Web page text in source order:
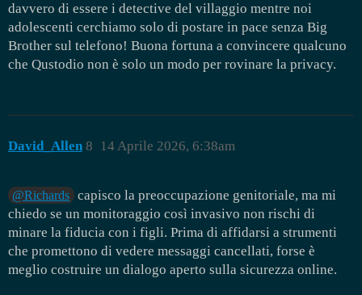
davvero di essere i detective del villaggio mentre noi
adolescenti cerchiamo solo di postare in pace senza Big
Brother sul telefono! Buona fortuna a convincere qualcuno
che Qustodio non è solo un modo per rovinare la privacy.
David_Allen 14 Aprile 2026, 6:38am
8
@Richards capisco la preoccupazione genitoriale, ma mi
chiedo se un monitoraggio così invasivo non rischi di
minare la fiducia con i figli. Prima di affidarsi a strumenti
che promettono di vedere messaggi cancellati, forse è
meglio costruire un dialogo aperto sulla sicurezza online.